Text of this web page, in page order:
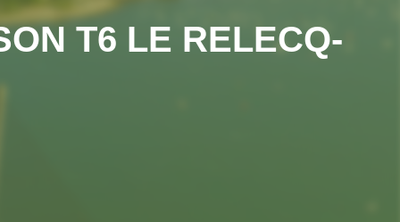
T6 LE RELECQ-